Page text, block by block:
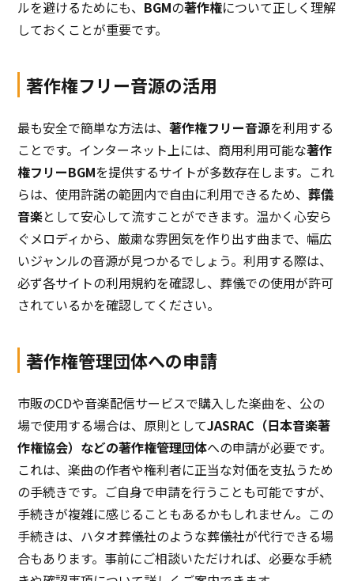
ルを避けるためにも、 BGMの著作権について正しく理解
しておくことが重要です。
著作権フリー音源の活用
最も安全で簡単な方法は、著作権フリー音源を利用する
ことです。インターネット上には、商用利用可能な著作
権フリーBGMを提供するサイトが多数存在します。これ
らは、使用許諾の範囲内で自由に利用できるため、葬儀
音楽として安心して流すことができます。温かく心安ら
ぐメロディから、厳粛な雰囲気を作り出す曲まで、幅広
いジャンルの音源が見つかるでしょう。利用する際は、
必ず各サイトの利用規約を確認し、葬儀での使用が許可
されているかを確認してください。
著作権管理団体への申請
市販のCDや音楽配信サービスで購入した楽曲を、公の
場で使用する場合は、原則としてJASRAC（日本音楽著
作権協会）などの著作権管理団体への申請が必要です。
これは、楽曲の作者や権利者に正当な対価を支払うため
の手続きです。ご自身で申請を行うことも可能ですが、
手続きが複雑に感じることもあるかもしれません。この
手続きは、ハタオ葬儀社のような葬儀社が代行できる場
合もあります。事前にご相談いただければ、必要な手続